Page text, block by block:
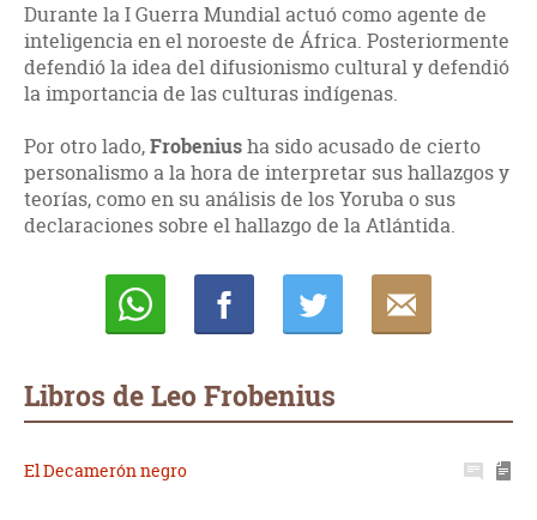
Durante la I Guerra Mundial actuó como agente de
inteligencia en el noroeste de África. Posteriormente
defendió la idea del difusionismo cultural y defendió
la importancia de las culturas indígenas.
Por otro lado,Frobeniusha sido acusado de cierto
personalismo a la hora de interpretar sus hallazgos y
teorías, como en su análisis de los Yoruba o sus
declaraciones sobre el hallazgo de la Atlántida.
Libros de Leo Frobenius
El Decamerón negro